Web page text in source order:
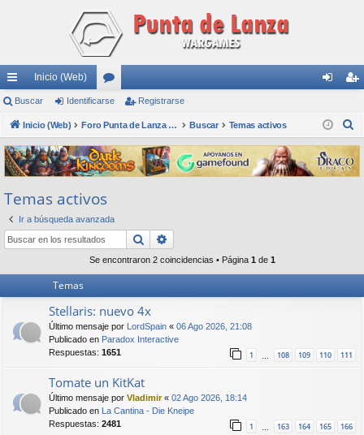
nl
ac
es
rá
pi
do
s
Inicio (Web)
or
os nti
fic
ar
ist
ra
rs
Buscar Identificarse Registrarse
Inicio (Web) Foro Punta de Lanza Wargames Buscar Temas activos
s
c
Temas activos
Ir a búsqueda avanzada
Buscar
Se encontraron 2 coincidencias • Página 1 de 1
Temas
Stellaris: nuevo 4x
Último mensaje por LordSpain « 06 Ago 2026, 21:08
Publicado en Paradox Interactive
Respuestas: 1651 1 108 109 110 111
Tomate un KitKat
Último mensaje por Vladimir« 02 Ago 2026, 18:14
Publicado en La Cantina - Die Kneipe
Respuestas: 2481 1 163 164 165 166